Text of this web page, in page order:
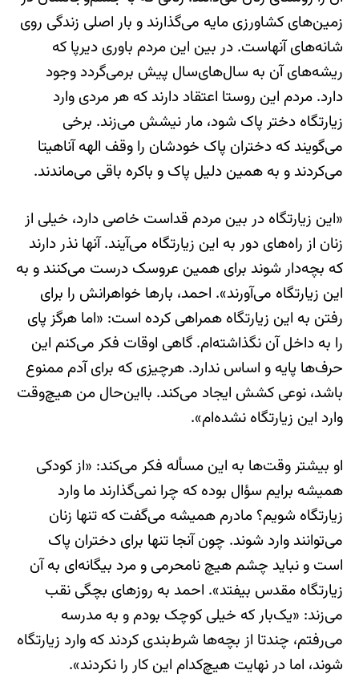
زمین‌های کشاورزی مایه می‌گذارند و بار اصلی زندگی روی
شانه‌های آنهاست. در بین این مردم باوری دیرپا که
ریشه‌های آن به سال‌های‌سال پیش برمی‌گردد وجود
دارد. مردم این روستا اعتقاد دارند که هر مردی وارد
زیارتگاه دختر پاک شود، مار نیشش می‌زند. برخی
می‌گویند که دختران پاک خودشان را وقف الهه آناهیتا
می‌کردند و به‌ همین‌ دلیل پاک و باکره باقی می‌ماندند.
«این زیارتگاه در بین مردم قداست خاصی دارد، خیلی از
زنان از راه‌های دور به این زیارتگاه می‌آیند. آنها نذر دارند
که بچه‌دار شوند برای همین عروسک درست می‌کنند و به
این زیارتگاه می‌آورند». احمد، بارها خواهرانش را برای
رفتن به این زیارتگاه همراهی کرده است: «اما هرگز پای
را به داخل آن نگذاشته‌ام. گاهی اوقات فکر می‌کنم این
حرف‌ها پایه و اساس ندارد. هرچیزی که برای آدم ممنوع
باشد، نوعی کشش ایجاد می‌کند. بااین‌حال من هیچ‌وقت
وارد این زیارتگاه نشده‌ام».
او بیشتر وقت‌ها به این مسأله فکر می‌کند: «از کودکی
همیشه برایم سؤال بوده که چرا نمی‌گذارند ما وارد
زیارتگاه شویم؟ مادرم همیشه می‌گفت که تنها زنان
می‌توانند وارد شوند. چون آنجا تنها برای دختران پاک
است و نباید چشم هیچ نامحرمی و مرد بیگانه‌ای به آن
زیارتگاه مقدس بیفتد». احمد به روزهای بچگی نقب
می‌زند: «یک‌بار که خیلی کوچک بودم و به مدرسه
می‌رفتم، چندتا از بچه‌ها شرط‌بندی کردند که وارد زیارتگاه
شوند، اما در نهایت هیچ‌کدام این کار را نکردند».